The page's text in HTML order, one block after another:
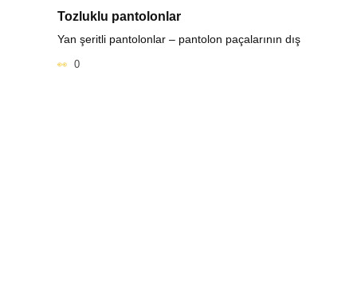
Tozluklu pantolonlar
Yan şeritli pantolonlar – pantolon paçalarının dış
0